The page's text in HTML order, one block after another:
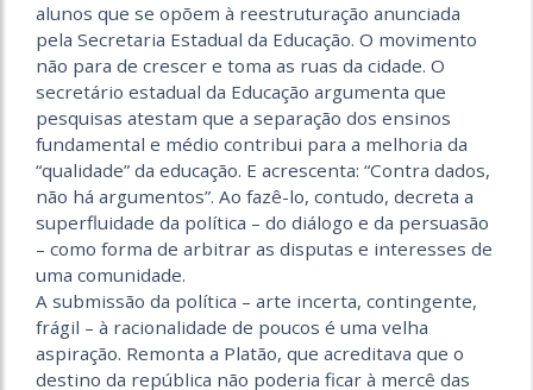
alunos que se opõem à reestruturação anunciada
pela Secretaria Estadual da Educação. O movimento
não para de crescer e toma as ruas da cidade. O
secretário estadual da Educação argumenta que
pesquisas atestam que a separação dos ensinos
fundamental e médio contribui para a melhoria da
“qualidade” da educação. E acrescenta: “Contra dados,
não há argumentos”. Ao fazê-lo, contudo, decreta a
superfluidade da política – do diálogo e da persuasão
– como forma de arbitrar as disputas e interesses de
uma comunidade.
A submissão da política – arte incerta, contingente,
frágil – à racionalidade de poucos é uma velha
aspiração. Remonta a Platão, que acreditava que o
destino da república não poderia ficar à mercê das